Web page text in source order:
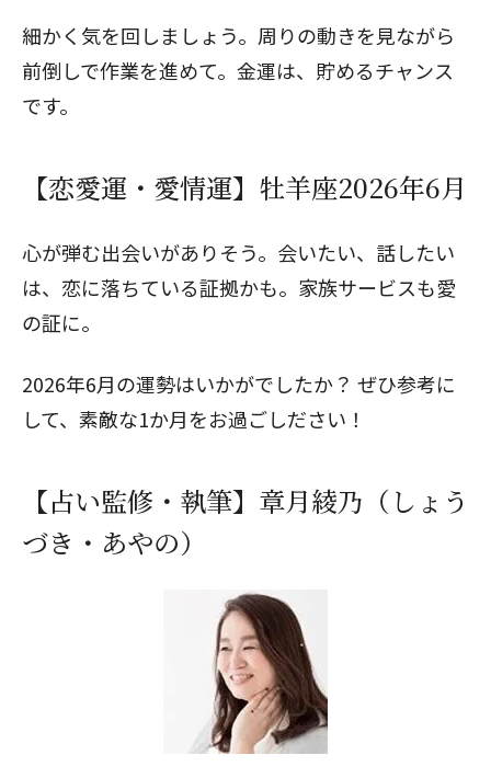
細かく気を回しましょう。周りの動きを見ながら
前倒しで作業を進めて。金運は、貯めるチャンス
です。
【恋愛運・愛情運】牡羊座2026年6月
心が弾む出会いがありそう。会いたい、話したい
は、恋に落ちている証拠かも。家族サービスも愛
の証に。
2026年6月の運勢はいかがでしたか？ ぜひ参考に
して、素敵な1か月をお過ごしださい！
【占い監修・執筆】章月綾乃（しょう
づき・あやの）